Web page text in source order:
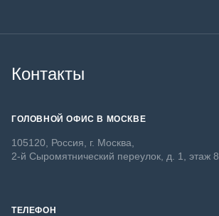
Контакты
ГОЛОВНОЙ ОФИС В МОСКВЕ
105120, Россия, г. Москва,
2-й Сыромятнический переулок, д. 1, этаж 8
ТЕЛЕФОН